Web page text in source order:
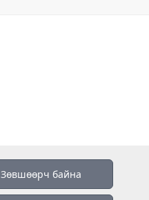
Зөвшөөрч байна